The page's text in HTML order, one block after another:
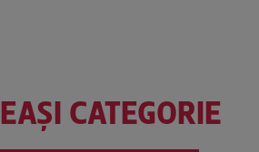
CATEGORIE